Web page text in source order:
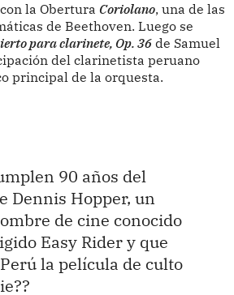
la Obertura Coriolano, una de las
de Beethoven. Luego se
para clarinete, Op. 36de Samuel
del clarinetista peruano
principal de la orquesta.
90 años del
Dennis Hopper, un
de cine conocido
Easy Rider y que
la película de culto